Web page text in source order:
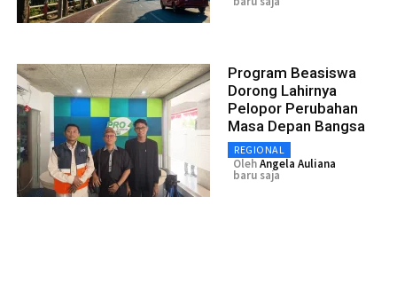
Program Beasiswa
Dorong Lahirnya
Pelopor Perubahan
Masa Depan Bangsa
REGIONAL
OlehAngela Auliana
baru saja